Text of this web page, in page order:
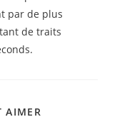
par de plus
de traits
AIMER